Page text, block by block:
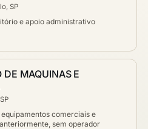
SP
e apoio administrativo
DE MAQUINAS E
comerciais e
sem operador